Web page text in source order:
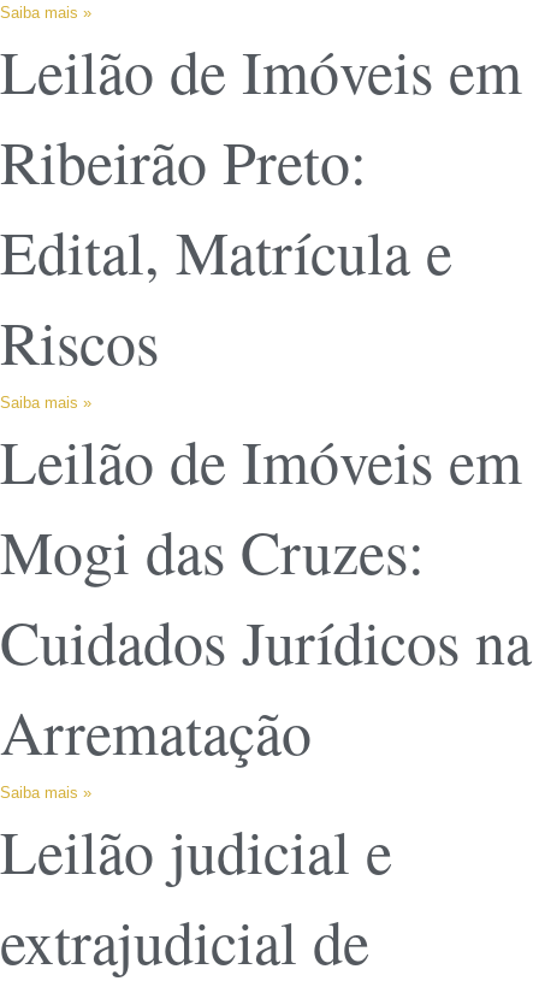
Saiba mais »
Leilão de Imóveis em
Ribeirão Preto:
Edital, Matrícula e
Riscos
Saiba mais »
Leilão de Imóveis em
Mogi das Cruzes:
Cuidados Jurídicos na
Arrematação
Saiba mais »
Leilão judicial e
extrajudicial de